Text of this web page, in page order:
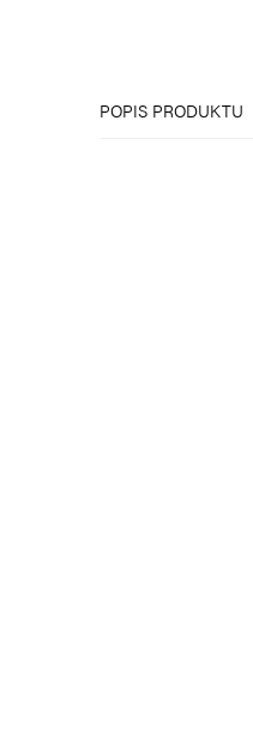
POPIS PRODUKTU